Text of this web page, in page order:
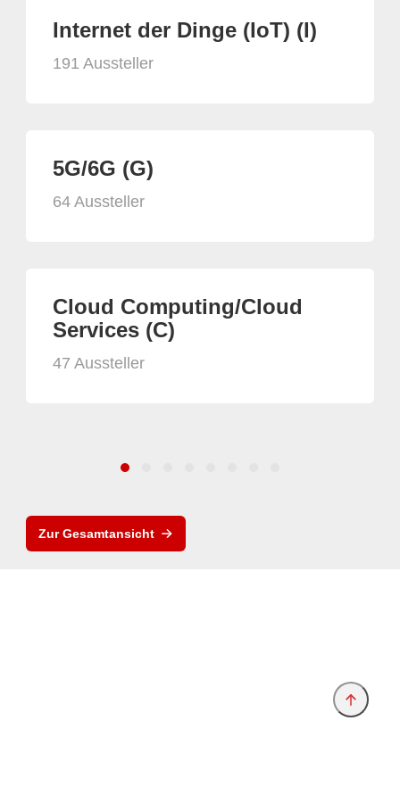
Internet der Dinge (IoT) (I)
191 Aussteller
5G/6G (G)
64 Aussteller
Cloud Computing/Cloud
Services (C)
47 Aussteller
Zur Gesamtansicht